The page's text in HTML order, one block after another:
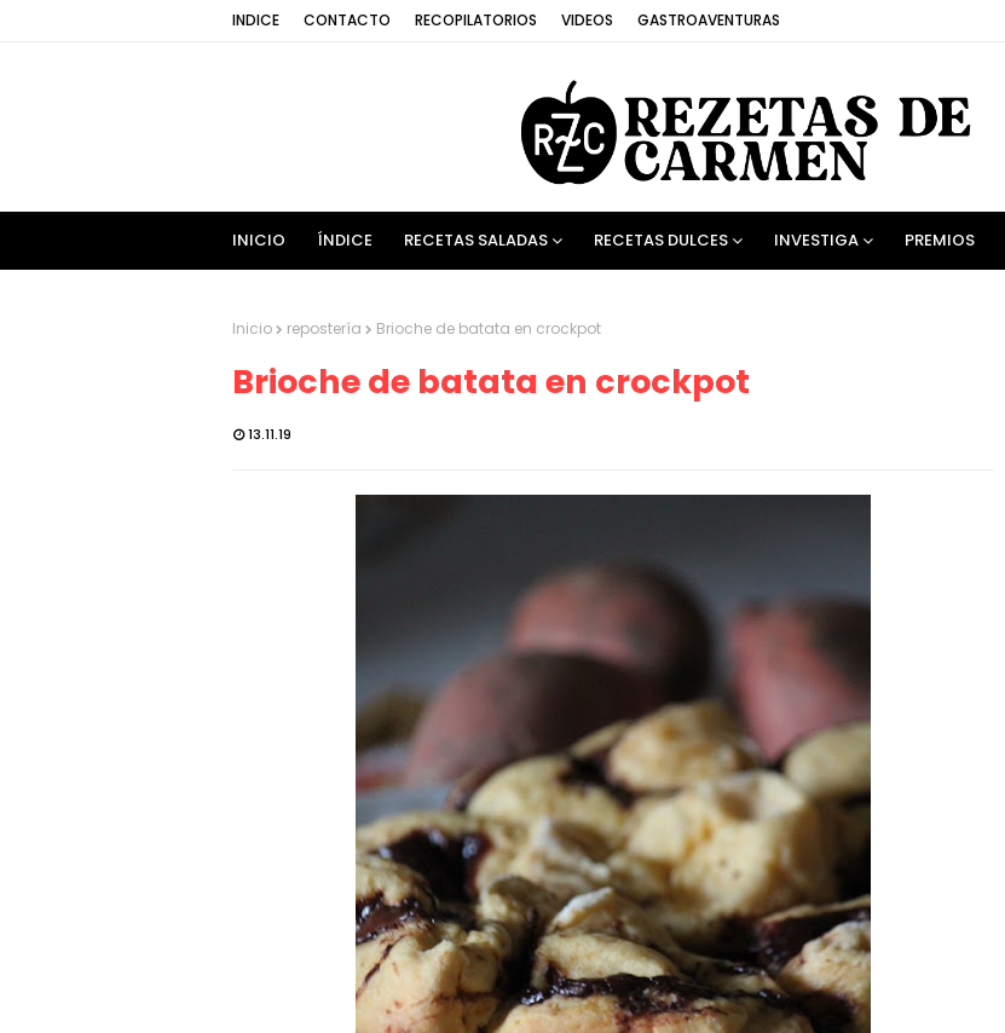
INDICE CONTACTO RECOPILATORIOS VIDEOS GASTROAVENTURAS
INICIO ÍNDICE RECETAS SALADAS RECETAS DULCES INVESTIGA PREMIOS
Inicio repostería Brioche de batata en crockpot
Brioche de batata en crockpot
13.11.19